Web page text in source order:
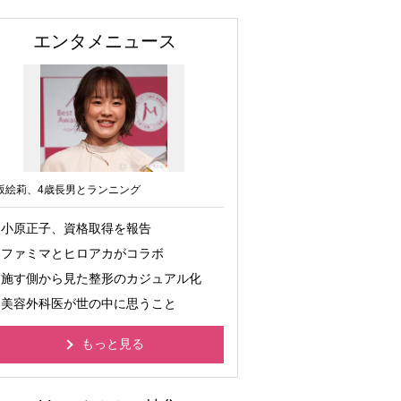
エンタメニュース
絵莉、4歳長男とランニング
小原正子、資格取得を報告
ファミマとヒロアカがコラボ
施す側から見た整形のカジュアル化
美容外科医が世の中に思うこと
もっと見る